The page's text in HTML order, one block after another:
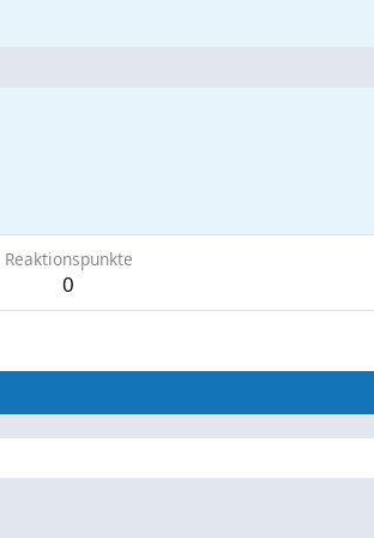
Reaktionspunkte
0